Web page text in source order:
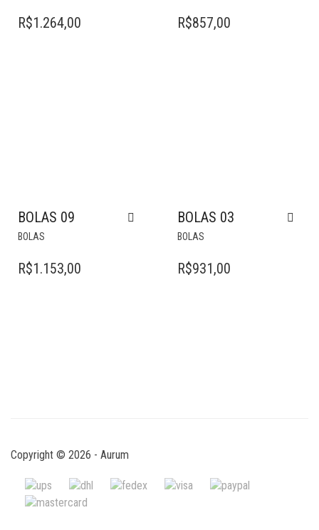
R$1.264,00 R$857,00
BOLAS 09
BOLAS
R$1.153,00
BOLAS 03
BOLAS
R$931,00
Copyright © 2026 - Aurum